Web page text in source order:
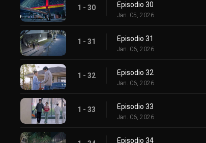
1 - 30 Episodio 30
Jan. 05, 2026
1 - 31 Episodio 31
Jan. 06, 2026
1 - 32 Episodio 32
Jan. 06, 2026
1 - 33 Episodio 33
Jan. 06, 2026
Episodio 34